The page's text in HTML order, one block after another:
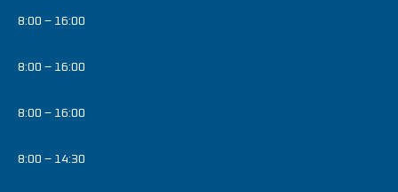
8:00 – 16:00
8:00 – 16:00
8:00 – 16:00
8:00 – 14:30